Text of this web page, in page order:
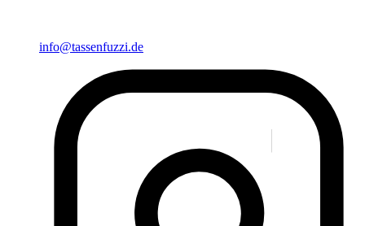
info@tassenfuzzi.de